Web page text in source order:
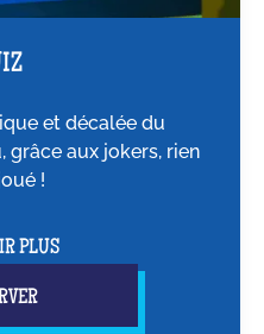
et décalée du
grâce aux jokers, rien
!
PLUS